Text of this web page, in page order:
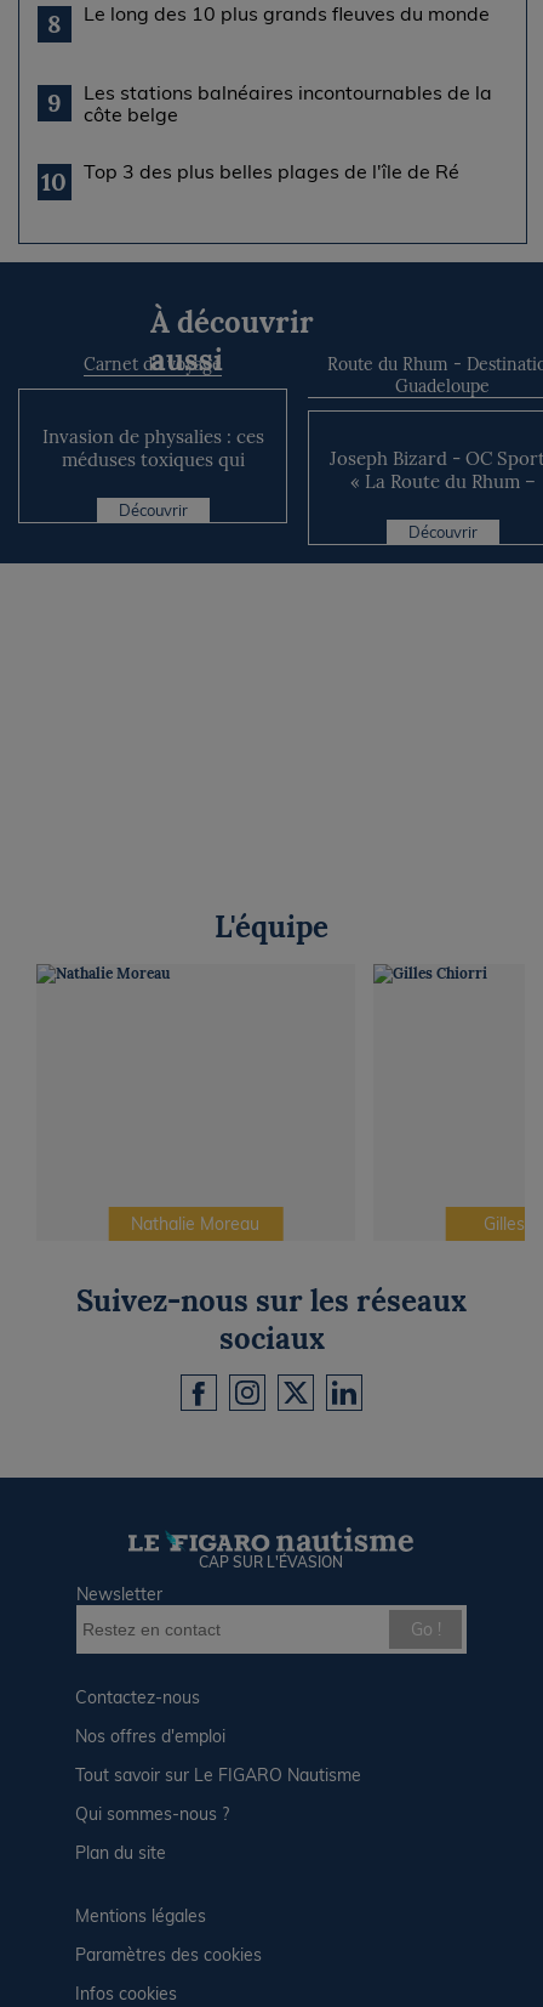
8 Le long des 10 plus grands fleuves du monde
9
Les stations balnéaires incontournables de la
côte belge
10 Top 3 des plus belles plages de l'île de Ré
À découvrir
aussi
Carnet de voyage
Invasion de physalies : ces
méduses toxiques qui
Découvrir
Route du Rhum -
Guadeloupe
Joseph Bizard - OC
« La Route du Rhum –
Découvrir
L'équipe
Nathalie Moreau Gilles
Suivez-nous sur les réseaux
sociaux
CAP SUR L'ÉVASION
Newsletter
Go !
Contactez-nous
Nos offres d'emploi
Tout savoir sur Le FIGARO Nautisme
Qui sommes-nous ?
Plan du site
Mentions légales
Paramètres des cookies
Infos cookies